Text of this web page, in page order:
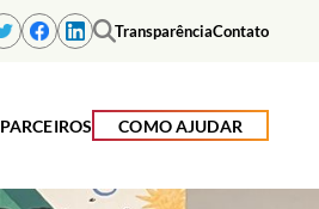
TransparênciaContato
PARCEIROS COMO AJUDAR